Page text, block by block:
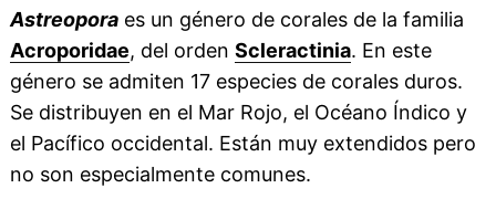
Astreoporaes un género de corales de la familia
Acroporidae, del orden Scleractinia. En este
género se admiten 17 especies de corales duros.
Se distribuyen en el Mar Rojo, el Océano Índico y
el Pacífico occidental. Están muy extendidos pero
no son especialmente comunes.